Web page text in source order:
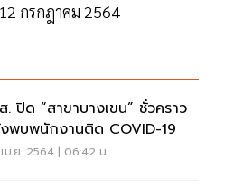
กรกฎาคม 2564
. ปิด “สาขาบางเขน” ชั่วคราว
พบพนักงานติด COVID-19
ม.ย. 2564 | 06:42 น.